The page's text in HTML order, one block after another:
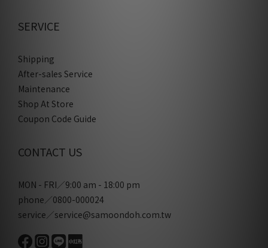
SERVICE
Shipping
After-sales Service
Maintenance
Shop At Store
Coupon Code Guide
CONTACT US
MON - FRI／9:00 am - 18:00 pm
phone／0800-000024
service／service@samoondoh.com.tw